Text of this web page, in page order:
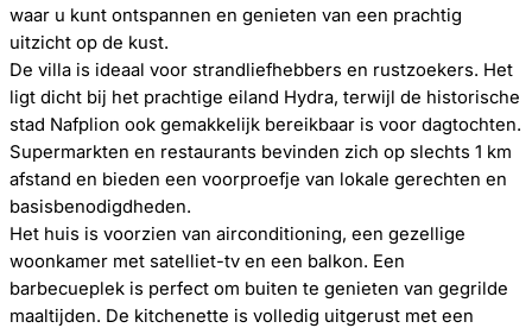
waar u kunt ontspannen en genieten van een prachtig
uitzicht op de kust.
De villa is ideaal voor strandliefhebbers en rustzoekers. Het
ligt dicht bij het prachtige eiland Hydra, terwijl de historische
stad Nafplion ook gemakkelijk bereikbaar is voor dagtochten.
Supermarkten en restaurants bevinden zich op slechts 1 km
afstand en bieden een voorproefje van lokale gerechten en
basisbenodigdheden.
Het huis is voorzien van airconditioning, een gezellige
woonkamer met satelliet-tv en een balkon. Een
barbecueplek is perfect om buiten te genieten van gegrilde
maaltijden. De kitchenette is volledig uitgerust met een